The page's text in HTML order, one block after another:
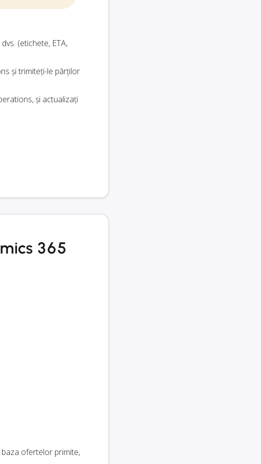
(etichete, ETA,
și trimiteți-le părților
și actualizați
365
ofertelor primite,